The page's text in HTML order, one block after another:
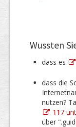
Wussten
dass es
dass die
nutzen?
117
über